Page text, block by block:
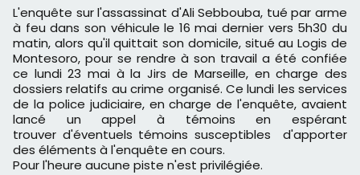
L'enquête sur l'assassinat d'Ali Sebbouba, tué par arme
à feu dans son véhicule le 16 mai dernier vers 5h30 du
matin, alors qu'il quittait son domicile, situé au Logis de
Montesoro, pour se rendre à son travail a été confiée
ce lundi 23 mai à la Jirs de Marseille, en charge des
dossiers relatifs au crime organisé. Ce lundi les services
de la police judiciaire, en charge de l'enquête, avaient
lancé un appel à témoins en espérant
trouver d'éventuels témoins susceptibles d'apporter
des éléments à l'enquête en cours.
Pour l'heure aucune piste n'est privilégiée.